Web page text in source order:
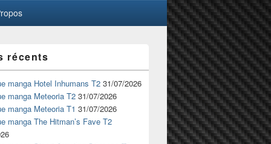
récents
manga Hotel Inhumans T2 31/07/2026
manga Meteoria T2 31/07/2026
manga Meteoria T1 31/07/2026
manga The Hitman’s Fave T2